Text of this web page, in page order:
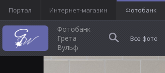
Портал Интернет-магазин Фотобанк
Фотобанк
Грета
Вульф
Все фото